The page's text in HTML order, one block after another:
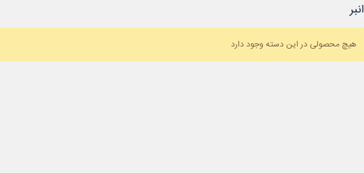
انبر
هیچ محصولی در این دسته وجود دارد